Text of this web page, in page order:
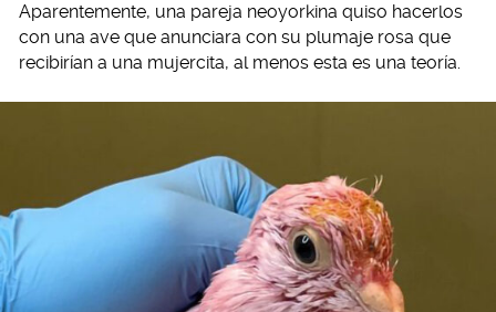
Aparentemente, una pareja neoyorkina quiso hacerlos
con una ave que anunciara con su plumaje rosa que
recibirían a una mujercita, al menos esta es una teoría.